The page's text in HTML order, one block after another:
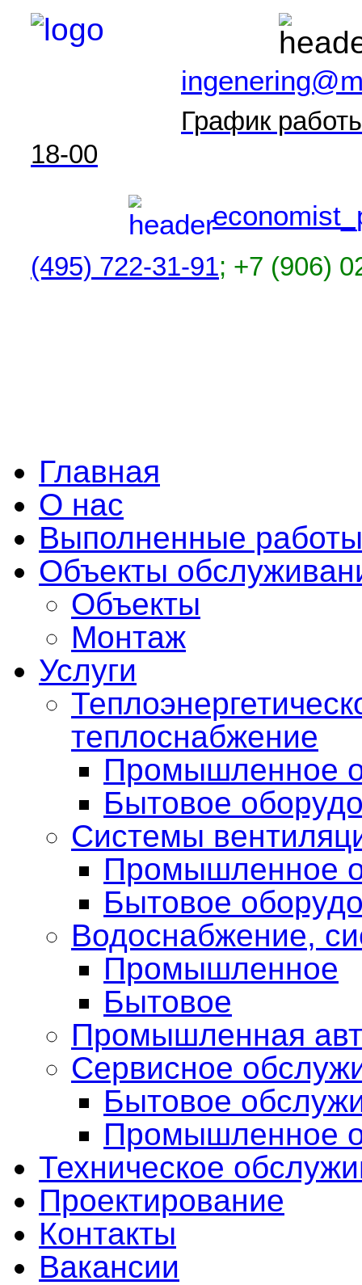
График
18-00
(495) 722-31-91; +7 (906)
Главная
О нас
Выполненные работы
Объекты
Объекты
Монтаж
Услуги
теплоснабжение
Промышленное
Бытовое
Системы
Промышленное
Бытовое
Водоснабжение,
Промышленное
Бытовое
Промышленная
Сервисное
Бытовое
Промышленное
Техническое
Проектирование
Контакты
Вакансии